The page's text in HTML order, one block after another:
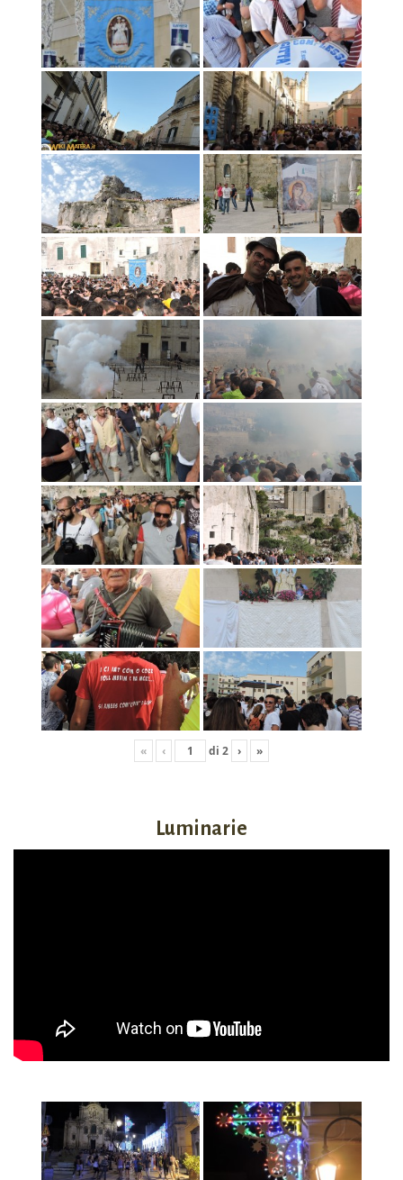
« ‹ di 2 › »
Luminarie